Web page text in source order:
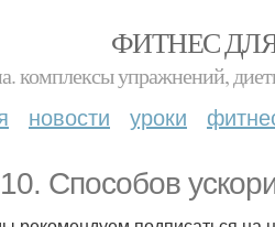
ФИТНЕС
комплексы упражнений,
новости уроки
Способов